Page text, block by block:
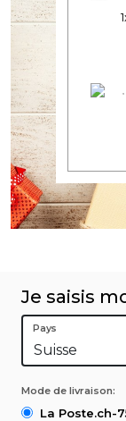
1
Je saisis
Pays
Mode de livraison:
La Poste.ch-